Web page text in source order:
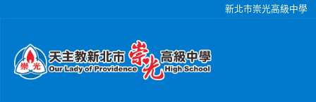
新北市崇光高級中學